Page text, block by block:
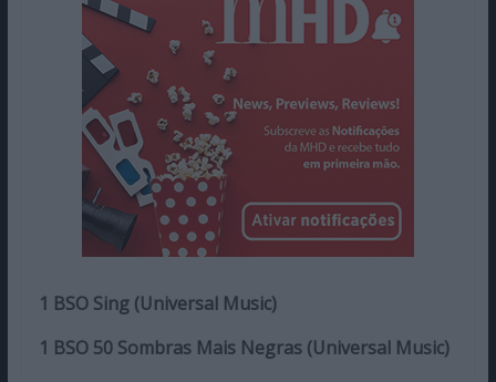
1 BSO Sing (Universal Music)
1 BSO 50 Sombras Mais Negras (Universal Music)